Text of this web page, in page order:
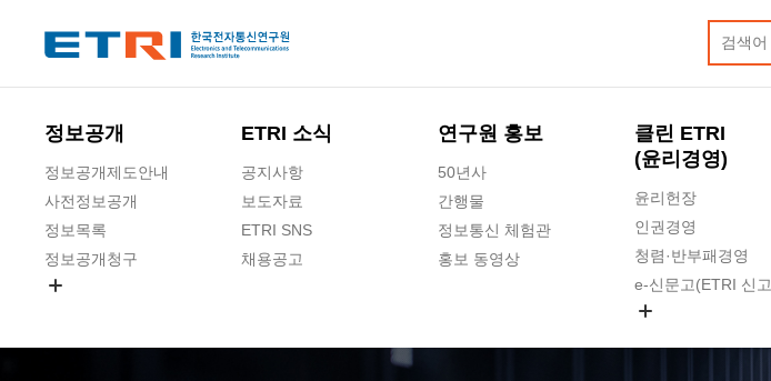
정보공개
정보공개제도안내
사전정보공개
정보목록
정보공개청구
ETRI 소식
공지사항
보도자료
ETRI SNS
채용공고
연구원 홍보
50년사
간행물
정보통신 체험관
홍보 동영상
클린 ETRI
(윤리경영)
윤리헌장
인권경영
청렴·반부패경영
e-신문고(ETRI 신